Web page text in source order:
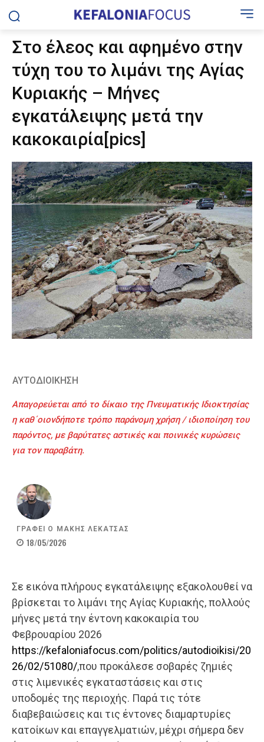
Στο έλεος και αφημένο στην
τύχη του το λιμάνι της Αγίας
Κυριακής – Μήνες
εγκατάλειψης μετά την
κακοκαιρία[pics]
ΑΥΤΟΔΙΟΙΚΗΣΗ
Απαγορεύεται από το δίκαιο της Πνευματικής Ιδιοκτησίας
η καθ΄οιονδήποτε τρόπο παράνομη χρήση / ιδιοποίηση του
παρόντος, με βαρύτατες αστικές και ποινικές κυρώσεις
για τον παραβάτη.
ΓΡΑΦΕΙ Ο ΜΑΚΗΣ ΛΕΚΑΤΣΑΣ
18/05/2026
Σε εικόνα πλήρους εγκατάλειψης εξακολουθεί να
βρίσκεται το λιμάνι της Αγίας Κυριακής, πολλούς
μήνες μετά την έντονη κακοκαιρία του
Φεβρουαρίου 2026
https://kefaloniafocus.com/politics/autodioikisi/20
26/02/51080/,που προκάλεσε σοβαρές ζημιές
στις λιμενικές εγκαταστάσεις και στις
υποδομές της περιοχής. Παρά τις τότε
διαβεβαιώσεις και τις έντονες διαμαρτυρίες
κατοίκων και επαγγελματιών, μέχρι σήμερα δεν